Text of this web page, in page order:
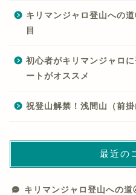
キリマンジャロ登山への
目
初心者がキリマンジャロ
ートがオススメ
祝登山解禁！浅間山（前掛
最近の
キリマンジャロ登山への